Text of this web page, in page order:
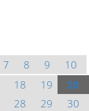
7 8 9
10
18 19
20
28 29
30